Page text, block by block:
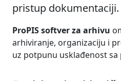
pristup dokumentaciji.
ProPIS softver za arhivu
arhiviranje, organizaciju i
uz potpunu usklađenost sa